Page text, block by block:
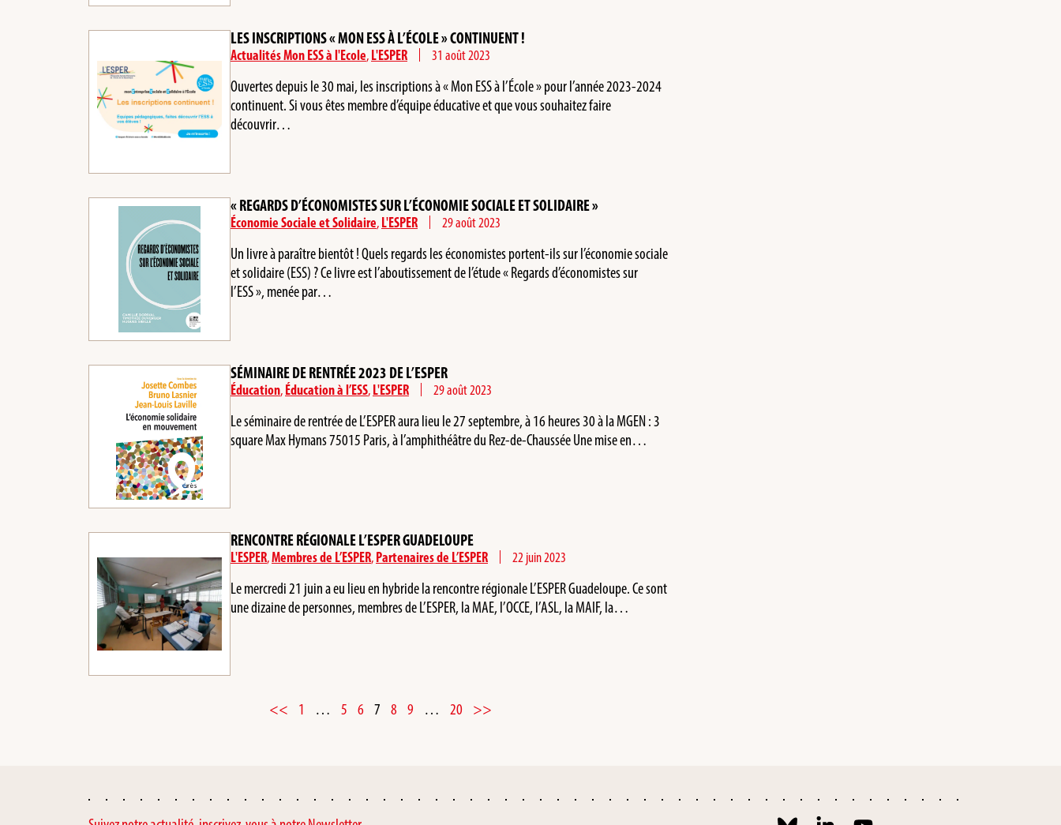
LES INSCRIPTIONS « MON ESS À L’ÉCOLE » CONTINUENT !
Actualités Mon ESS à l'Ecole,L'ESPER 31 août 2023
Ouvertes depuis le 30 mai, les inscriptions à « Mon ESS à l’École » pour l’année 2023-2024
continuent. Si vous êtes membre d’équipe éducative et que vous souhaitez faire
découvrir…
« REGARDS D’ÉCONOMISTES SUR L’ÉCONOMIE SOCIALE ET SOLIDAIRE »
Économie Sociale et Solidaire,L'ESPER 29 août 2023
Un livre à paraître bientôt ! Quels regards les économistes portent-ils sur l’économie sociale
et solidaire (ESS) ? Ce livre est l’aboutissement de l’étude « Regards d’économistes sur
l’ESS », menée par…
SÉMINAIRE DE RENTRÉE 2023 DE L’ESPER
Éducation,Éducation à l’ESS,L'ESPER 29 août 2023
Le séminaire de rentrée de L’ESPER aura lieu le 27 septembre, à 16 heures 30 à la MGEN : 3
square Max Hymans 75015 Paris, à l’amphithéâtre du Rez-de-Chaussée Une mise en…
RENCONTRE RÉGIONALE L’ESPER GUADELOUPE
L'ESPER,Membres de L’ESPER,Partenaires de L’ESPER 22 juin 2023
Le mercredi 21 juin a eu lieu en hybride la rencontre régionale L’ESPER Guadeloupe. Ce sont
une dizaine de personnes, membres de L’ESPER, la MAE, l’OCCE, l’ASL, la MAIF, la…
<< 1 … 5 6 7 8 9 … 20 >>